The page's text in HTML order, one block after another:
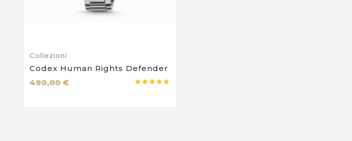
Collezioni
Codex Human Rights Defender

490,00 €